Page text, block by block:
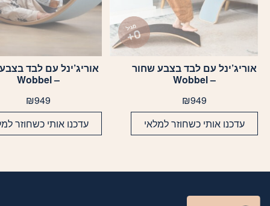
אוריג’ינל עם לבד בצבע שחור
– Wobbel
₪949
עדכנו אותי כשחוזר למלאי
אוריג’ינל עם לבד
– Wobbel
₪949
עדכנו אותי כשחוזר